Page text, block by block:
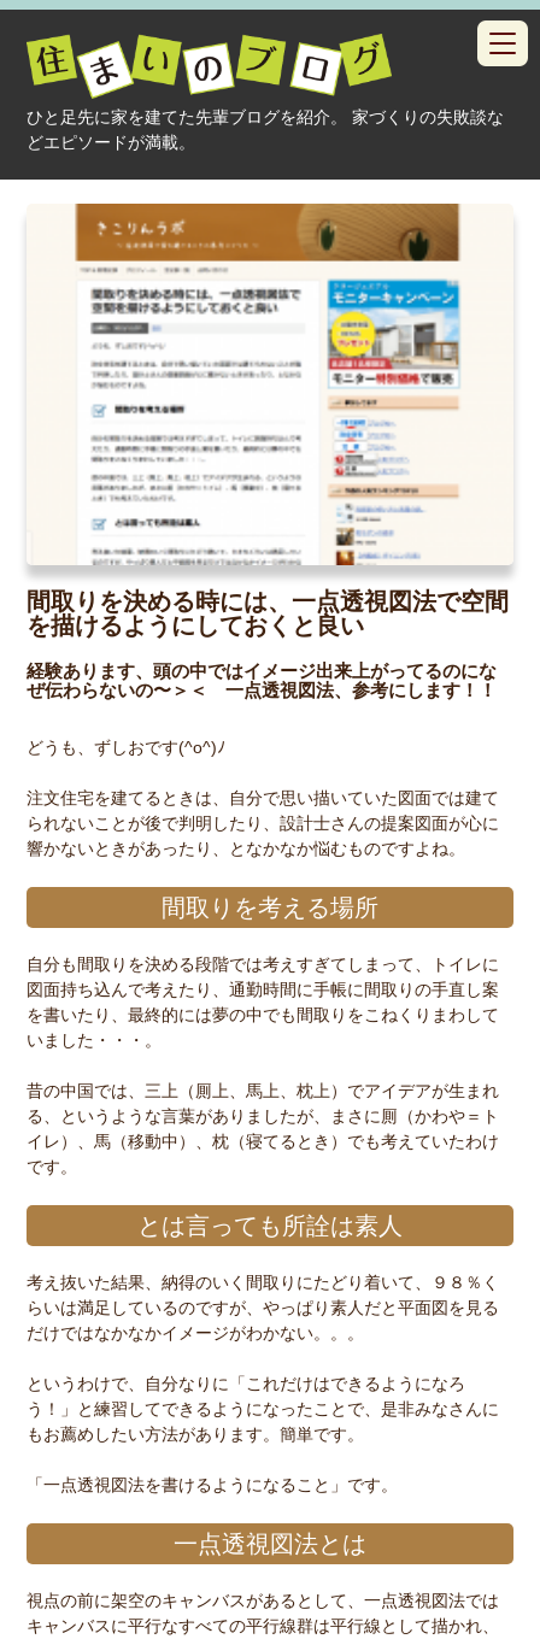
ひと足先に家を建てた先輩ブログを紹介。 家づくりの失敗談な
どエピソードが満載。
間取りを決める時には、一点透視図法で空間
を描けるようにしておくと良い
経験あります、頭の中ではイメージ出来上がってるのにな
ぜ伝わらないの〜＞＜ 一点透視図法、参考にします！！
どうも、ずしおです(^o^)ﾉ
注文住宅を建てるときは、自分で思い描いていた図面では建て
られないことが後で判明したり、設計士さんの提案図面が心に
響かないときがあったり、となかなか悩むものですよね。
間取りを考える場所
自分も間取りを決める段階では考えすぎてしまって、トイレに
図面持ち込んで考えたり、通勤時間に手帳に間取りの手直し案
を書いたり、最終的には夢の中でも間取りをこねくりまわして
いました・・・。
昔の中国では、三上（厠上、馬上、枕上）でアイデアが生まれ
る、というような言葉がありましたが、まさに厠（かわや＝ト
イレ）、馬（移動中）、枕（寝てるとき）でも考えていたわけ
です。
とは言っても所詮は素人
考え抜いた結果、納得のいく間取りにたどり着いて、９８％く
らいは満足しているのですが、やっぱり素人だと平面図を見る
だけではなかなかイメージがわかない。。。
というわけで、自分なりに「これだけはできるようになろ
う！」と練習してできるようになったことで、是非みなさんに
もお薦めしたい方法があります。簡単です。
「一点透視図法を書けるようになること」です。
一点透視図法とは
視点の前に架空のキャンバスがあるとして、一点透視図法では
キャンバスに平行なすべての平行線群は平行線として描かれ、